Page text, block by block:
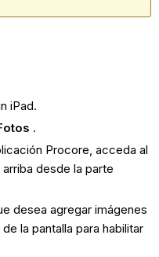
iPad.
.
Procore, acceda al
desde la parte
desea agregar imágenes
la pantalla para habilitar